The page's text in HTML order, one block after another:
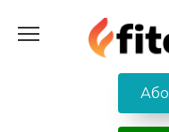
содержанию